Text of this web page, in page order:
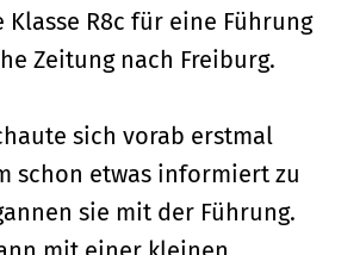
Klasse R8c für eine Führung
Zeitung nach Freiburg.
sich vorab erstmal
schon etwas informiert zu
sie mit der Führung.